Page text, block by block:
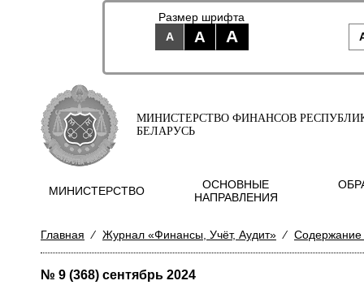
Размер шрифта
A
A A
МИНИСТЕРСТВО ФИНАНСОВ
БЕЛАРУСЬ
МИНИСТЕРСТВО
ОСНОВНЫЕ
НАПРАВЛЕНИЯ
Главная ⁄ Журнал «Финансы, Учёт, Аудит» ⁄
№ 9 (368) сентябрь 2024